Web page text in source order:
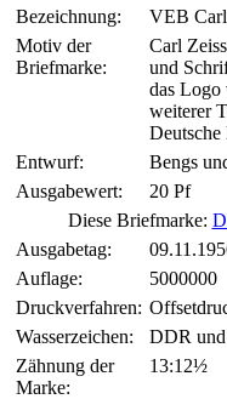
Bezeichnung:
VEB Carl
Motiv der
Briefmarke:
Carl
und
das Logo
weiterer
Entwurf:
Bengs
Ausgabewert:
20 Pf
Diese Briefmarke:
Ausgabetag:
Auflage:
5000000
Druckverfahren:
Wasserzeichen:
DDR und
Zähnung der
Marke:
13:12½